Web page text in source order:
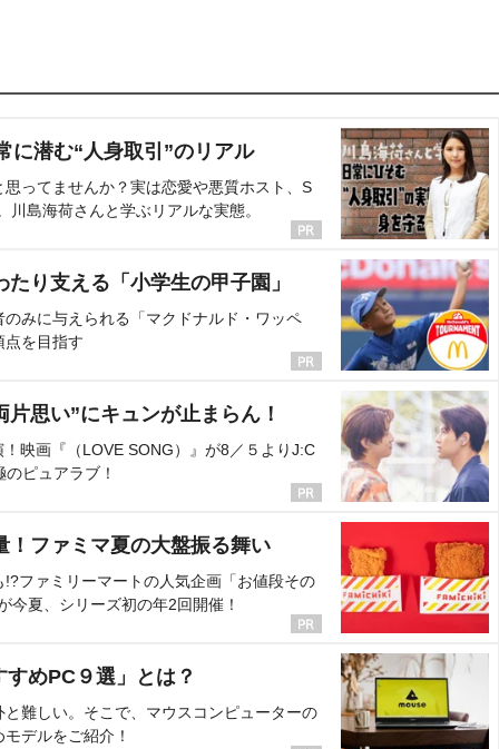
に潜む“人身取引”のリアル
思ってませんか？実は恋愛や悪質ホスト、S
島海荷さんと学ぶリアルな実態。
り支える「小学生の甲子園」
みに与えられる「マクドナルド・ワッペ
点を目指す
思い”にキュンが止まらん！
映画『（LOVE SONG）』が8／５よりJ:C
ピュアラブ！
！ファミマ夏の大盤振る舞い
ファミリーマートの人気企画「お値段その
今夏、シリーズ初の年2回開催！
めPC９選」とは？
難しい。そこで、マウスコンピューターの
デルをご紹介！